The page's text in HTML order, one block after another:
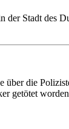
der Stadt
über die
getötet